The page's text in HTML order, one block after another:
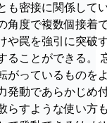
も密接に関係して
角度で複数個接着
や罠を強引に突
ることができる。
がっているものを
発動であらかじ
らすような使い方